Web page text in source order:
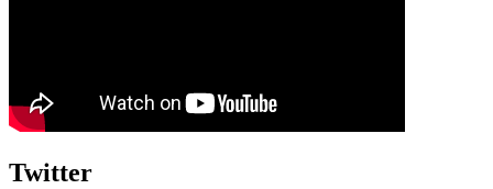
Twitter